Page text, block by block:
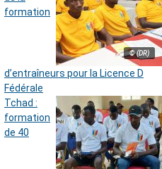
© (DR)
formation
d’entraîneurs pour la Licence D
Fédérale
Tchad :
formation
de 40